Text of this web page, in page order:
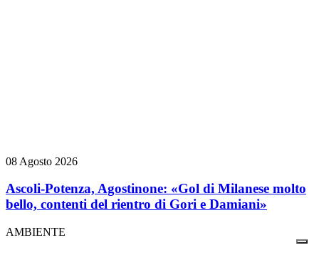
08 Agosto 2026
Ascoli-Potenza, Agostinone: «Gol di Milanese molto
bello, contenti del rientro di Gori e Damiani»
AMBIENTE